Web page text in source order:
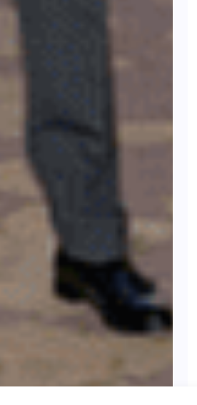
companias/2025-